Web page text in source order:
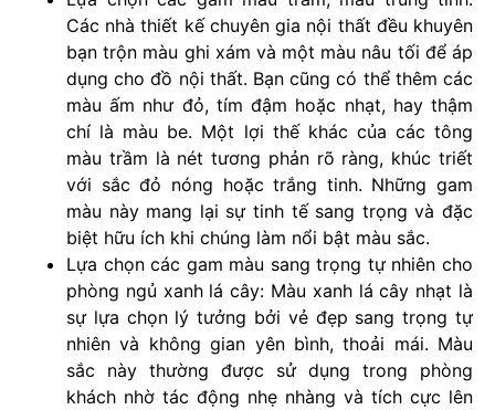
Các nhà thiết kế chuyên gia nội thất đều khuyên
bạn trộn màu ghi xám và một màu nâu tối để áp
dụng cho đồ nội thất. Bạn cũng có thể thêm các
màu ấm như đỏ, tím đậm hoặc nhạt, hay thậm
chí là màu be. Một lợi thế khác của các tông
màu trầm là nét tương phản rõ ràng, khúc triết
với sắc đỏ nóng hoặc trắng tinh. Những gam
màu này mang lại sự tinh tế sang trọng và đặc
biệt hữu ích khi chúng làm nổi bật màu sắc.
Lựa chọn các gam màu sang trọng tự nhiên cho
phòng ngủ xanh lá cây: Màu xanh lá cây nhạt là
sự lựa chọn lý tưởng bởi vẻ đẹp sang trọng tự
nhiên và không gian yên bình, thoải mái. Màu
sắc này thường được sử dụng trong phòng
khách nhờ tác động nhẹ nhàng và tích cực lên